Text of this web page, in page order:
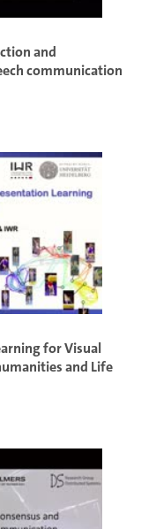
and
communication
for Visual
and Life